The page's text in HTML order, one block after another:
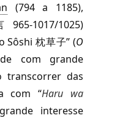
(794 a 1185),
1017/1025)
Sôshi 枕草子” (O
com grande
transcorrer das
com “Haru wa
interesse